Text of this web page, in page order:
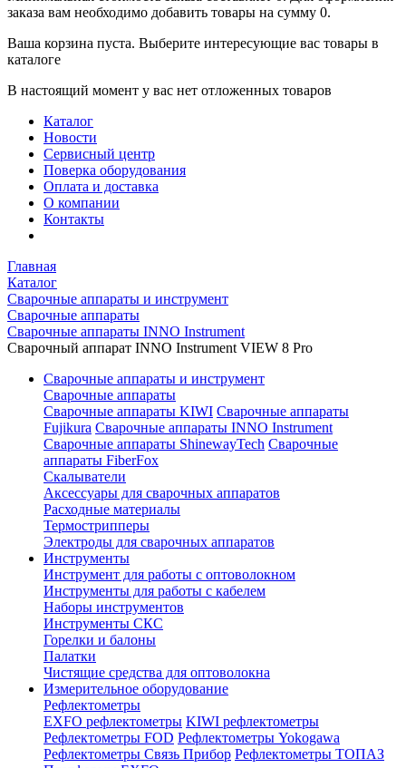
заказа вам необходимо добавить товары на сумму 0.
Ваша корзина пуста. Выберите интересующие вас товары в
каталоге
В настоящий момент у вас нет отложенных товаров
Каталог
Новости
Сервисный центр
Поверка оборудования
Оплата и доставка
О компании
Контакты
Главная
Каталог
Сварочные аппараты и инструмент
Сварочные аппараты
Сварочные аппараты INNO Instrument
Сварочный аппарат INNO Instrument VIEW 8 Pro
Сварочные аппараты и инструмент
Сварочные аппараты
Сварочные аппараты KIWI Сварочные аппараты
Fujikura Сварочные аппараты INNO Instrument
Сварочные аппараты ShinewayTech Cварочные
аппараты FiberFox
Скалыватели
Аксессуары для сварочных аппаратов
Расходные материалы
Термострипперы
Электроды для сварочных аппаратов
Инструменты
Инструмент для работы с оптоволокном
Инструменты для работы с кабелем
Наборы инструментов
Инструменты СКС
Горелки и балоны
Палатки
Чистящие средства для оптоволокна
Измерительное оборудование
Рефлектометры
EXFO рефлектометры KIWI рефлектометры
Рефлектометры FOD Рефлектометры Yokogawa
Рефлектометры Связь Прибор Рефлектометры ТОПАЗ